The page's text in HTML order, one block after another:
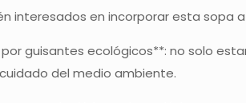
interesados en incorporar esta sopa
guisantes ecológicos**: no solo
del medio ambiente.